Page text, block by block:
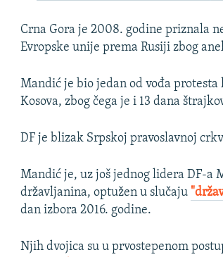
Crna Gora je 2008. godine priznala
Evropske unije prema Rusiji zbog
Mandić je bio jedan od vođa
Kosova, zbog čega je i 13 dana
DF je blizak Srpskoj pravoslavnoj
Mandić je, uz još jednog lidera DF-a
državljanina, optužen u slučaju
dan izbora 2016. godine.
Njih dvojica su u prvostepenom